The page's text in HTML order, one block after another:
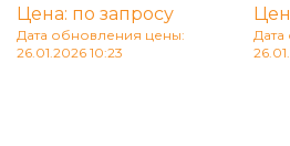
Цена: по запросу
Дата обновления цены:
26.01.2026 10:23